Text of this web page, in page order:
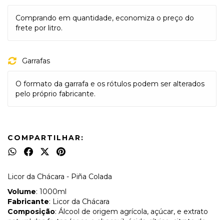
Comprando em quantidade, economiza o preço do
frete por litro.
Garrafas
O formato da garrafa e os rótulos podem ser alterados
pelo próprio fabricante.
COMPARTILHAR:
Licor da Chácara - Piña Colada
Volume: 1000ml
Fabricante: Licor da Chácara
Composição: Álcool de origem agrícola, açúcar, e extrato